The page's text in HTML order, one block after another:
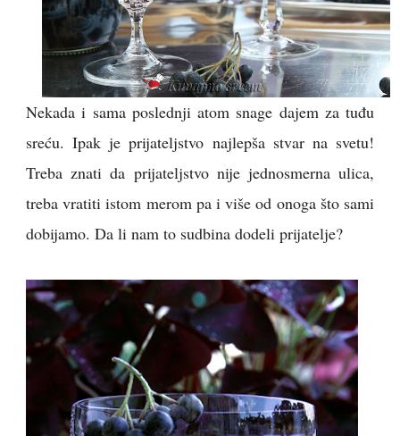
Nekada i sama poslednji atom snage dajem za tuđu
sreću. Ipak je prijateljstvo najlepša stvar na svetu!
Treba znati da prijateljstvo nije jednosmerna ulica,
treba vratiti istom merom pa i više od onoga što sami
dobijamo. Da li nam to sudbina dodeli prijatelje?